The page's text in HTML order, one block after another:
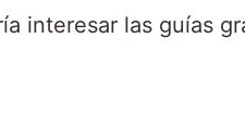
interesar las guías